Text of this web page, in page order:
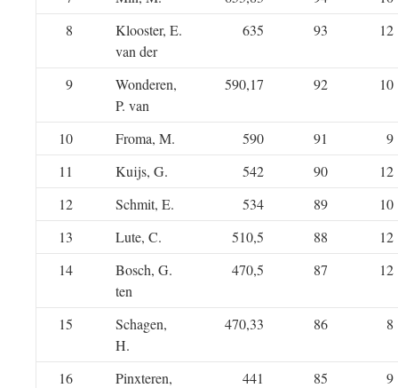
8
Klooster, E.
van der
635 93 12
9
Wonderen,
P. van
590,17 92 10
10 Froma, M. 590 91
9
11
Kuijs, G. 542 90
12
12
Schmit, E. 534 89
10
13
Lute, C. 510,5 88
12
14
Bosch, G.
ten
470,5 87 12
15
Schagen,
H.
470,33 86 8
16
Pinxteren,
441 85 9